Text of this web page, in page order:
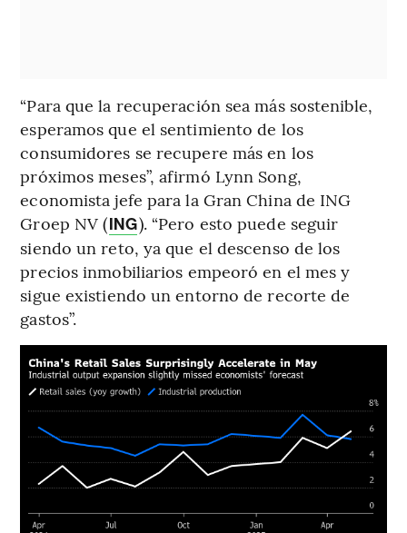
“Para que la recuperación sea más sostenible,
esperamos que el sentimiento de los
consumidores se recupere más en los
próximos meses”, afirmó Lynn Song,
economista jefe para la Gran China de ING
Groep NV (ING). “Pero esto puede seguir
siendo un reto, ya que el descenso de los
precios inmobiliarios empeoró en el mes y
sigue existiendo un entorno de recorte de
gastos”.